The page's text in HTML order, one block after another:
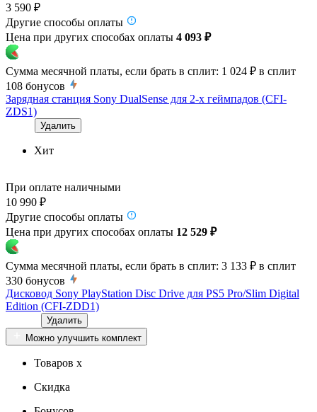
3 590 ₽
Другие способы оплаты
Цена при других способах оплаты 4 093 ₽
Сумма месячной платы, если брать в сплит: 1 024 ₽ в сплит
108 бонусов
Зарядная станция Sony DualSense для 2-х геймпадов (CFI-
ZDS1)
Удалить
Хит
При оплате наличными
10 990 ₽
Другие способы оплаты
Цена при других способах оплаты 12 529 ₽
Сумма месячной платы, если брать в сплит: 3 133 ₽ в сплит
330 бонусов
Дисковод Sony PlayStation Disc Drive для PS5 Pro/Slim Digital
Edition (CFI-ZDD1)
Удалить
Можно улучшить комплект
Товаров x
Скидка